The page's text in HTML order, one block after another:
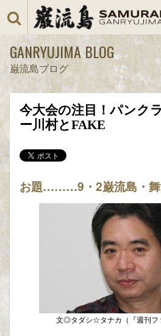
GANRYUJIMA BLOG
巌流島ブログ
今大会の注目！パンク
ー川村とFAKE
お題………9・2巌流島・舞
文◎タダシ☆タナカ（『週刊フ